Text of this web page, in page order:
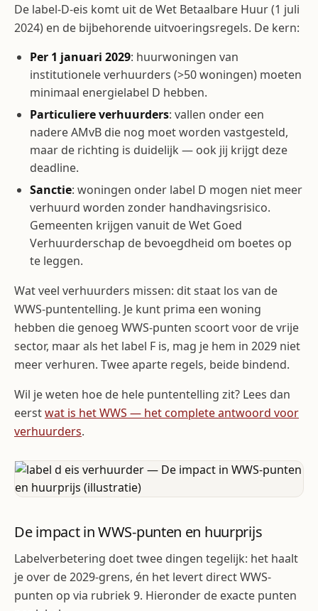
De label-D-eis komt uit de Wet Betaalbare Huur (1 juli
2024) en de bijbehorende uitvoeringsregels. De kern:
Per 1 januari 2029: huurwoningen van
institutionele verhuurders (>50 woningen) moeten
minimaal energielabel D hebben.
Particuliere verhuurders: vallen onder een
nadere AMvB die nog moet worden vastgesteld,
maar de richting is duidelijk — ook jij krijgt deze
deadline.
Sanctie: woningen onder label D mogen niet meer
verhuurd worden zonder handhavingsrisico.
Gemeenten krijgen vanuit de Wet Goed
Verhuurderschap de bevoegdheid om boetes op
te leggen.
Wat veel verhuurders missen: dit staat los van de
WWS-puntentelling. Je kunt prima een woning
hebben die genoeg WWS-punten scoort voor de vrije
sector, maar als het label F is, mag je hem in 2029 niet
meer verhuren. Twee aparte regels, beide bindend.
Wil je weten hoe de hele puntentelling zit? Lees dan
eerstwat is het WWS — het complete antwoord voor
verhuurders.
De impact in WWS-punten en huurprijs
Labelverbetering doet twee dingen tegelijk: het haalt
je over de 2029-grens, én het levert direct WWS-
punten op via rubriek 9. Hieronder de exacte punten